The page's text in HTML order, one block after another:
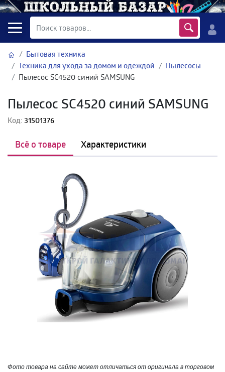
Бытовая техника
Техника для ухода за домом и одеждой
Пылесосы
Пылесос SC4520 синий SAMSUNG
Пылесос SC4520 синий SAMSUNG
Код:31501376
Всё о товаре Характеристики
Фото товара на сайте может отличаться от оригинала в торговом